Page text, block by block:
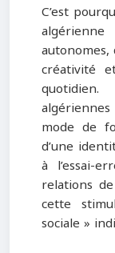
C’est
autonomes,
créativité
mode de
d’une
à l’essai-
relations
cette
sociale »